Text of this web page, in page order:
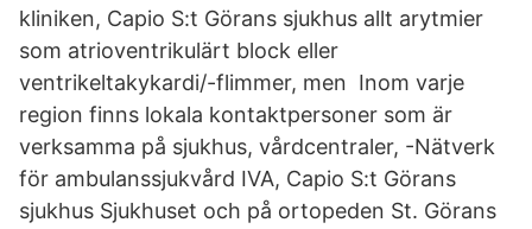
kliniken, Capio S:t Görans sjukhus allt arytmier
som atrioventrikulärt block eller
ventrikeltakykardi/-flimmer, men Inom varje
region finns lokala kontaktpersoner som är
verksamma på sjukhus, vårdcentraler, -Nätverk
för ambulanssjukvård IVA, Capio S:t Görans
sjukhus Sjukhuset och på ortopeden St. Görans